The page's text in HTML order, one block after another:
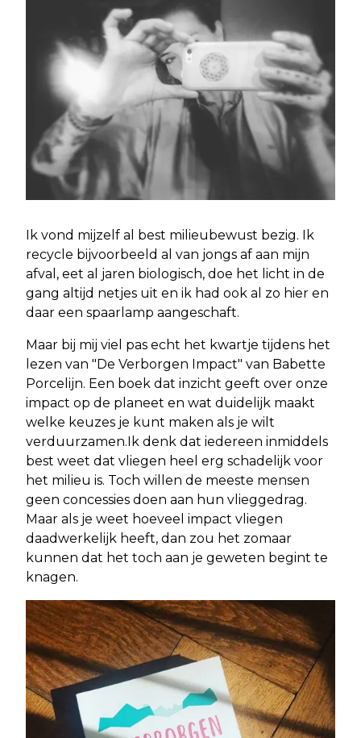
Ik vond mijzelf al best milieubewust bezig. Ik
recycle bijvoorbeeld al van jongs af aan mijn
afval, eet al jaren biologisch, doe het licht in de
gang altijd netjes uit en ik had ook al zo hier en
daar een spaarlamp aangeschaft.
Maar bij mij viel pas echt het kwartje tijdens het
lezen van "De Verborgen Impact" van Babette
Porcelijn. Een boek dat inzicht geeft over onze
impact op de planeet en wat duidelijk maakt
welke keuzes je kunt maken als je wilt
verduurzamen.Ik denk dat iedereen inmiddels
best weet dat vliegen heel erg schadelijk voor
het milieu is. Toch willen de meeste mensen
geen concessies doen aan hun vlieggedrag.
Maar als je weet hoeveel impact vliegen
daadwerkelijk heeft, dan zou het zomaar
kunnen dat het toch aan je geweten begint te
knagen.